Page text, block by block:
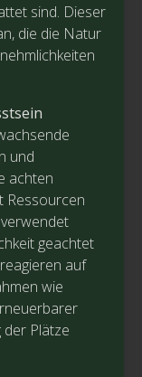
sind. Dieser
die die Natur
und
achten
Ressourcen
geachtet
auf
wie
Plätze